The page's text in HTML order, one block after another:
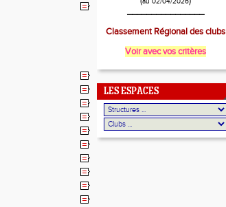
________________
Classement Régional des clubs
Voir avec vos critères
LES ESPACES